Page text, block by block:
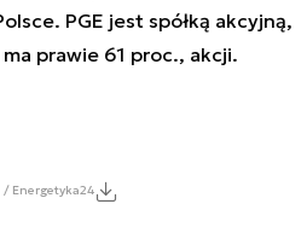
PGE jest spółką akcyjną,
prawie 61 proc., akcji.
/ Energetyka24